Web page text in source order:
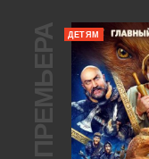
ПРЕМЬЕРА ДЕТЯМ